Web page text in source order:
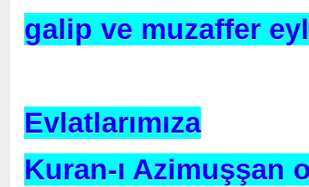
galip ve muzaffer
Evlatlarımıza
Kuran-ı Azimuşşan
anlaşıldı
İÇİN CAMİ YIKTI
NEDİR